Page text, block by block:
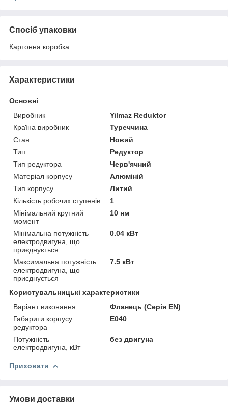
Спосіб упаковки
Картонна коробка
Характеристики
Основні
Виробник
Yilmaz Reduktor
Країна виробник
Туреччина
Стан
Новий
Тип
Редуктор
Тип редуктора
Черв'ячний
Матеріал корпусу
Алюміній
Тип корпусу
Литий
Кількість робочих ступенів
1
Мінімальний крутний
момент
10 нм
Мінімальна потужність
електродвигуна, що
приєднується
0.04 кВт
Максимальна потужність
електродвигуна, що
приєднується
7.5 кВт
Користувальницькі характеристики
Варіант виконання
Фланець (Серія EN)
Габарити корпусу
редуктора
E040
Потужність
електродвигуна, кВт
без двигуна
Приховати
Умови доставки